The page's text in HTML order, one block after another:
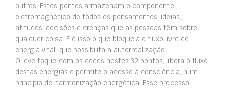
outros. Estes pontos armazenam o componente
eletromagnético de todos os pensamentos, ideias,
atitudes, decisões e crenças que as pessoas têm sobre
qualquer coisa. E é isso o que bloqueia o fluxo livre de
energia vital, que possibilita a autorrealização.
O leve toque com os dedos nestes 32 pontos, libera o fluxo
destas energias e permite o acesso á consciência, num
princípio de harmonização energética. Esse processo